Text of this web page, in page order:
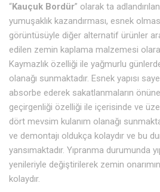
“Kauçuk Bordür” olarak ta
yumuşaklık kazandırması, esnek
görüntüsüyle diğer alternatif ürünler
edilen zemin kaplama malzemesi
Kaymazlık özelliği ile yağmurlu
olanağı sunmaktadır. Esnek yapısı
absorbe ederek sakatlanmaların
geçirgenliği özelliği ile içerisinde ve
dört mevsim kulanım olanağı
ve demontajı oldukça kolaydır ve bu
yansımaktadır. Yıpranma durumunda
yenileriyle değiştirilerek zemin
kolaydır.